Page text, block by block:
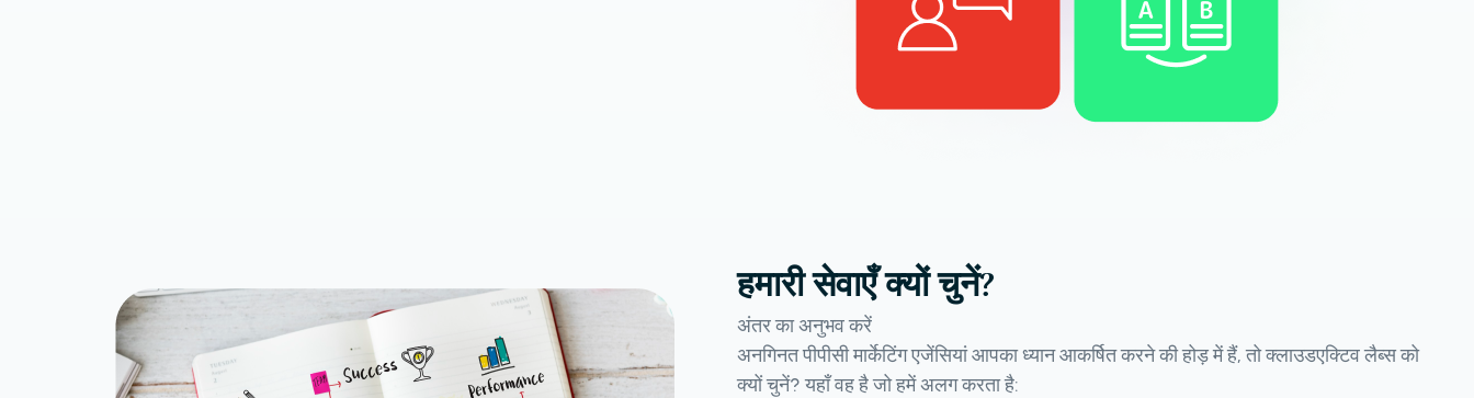
हमारी सेवाएँ क्यों चुनें?
अंतर का अनुभव करें
अनगिनत पीपीसी मार्केटिंग एजेंसियां ​​आपका ध्यान आकर्षित करने की होड़ में हैं, तो क्लाउडएक्टिव लैब्स को
क्यों चुनें? यहाँ वह है जो हमें अलग करता है: